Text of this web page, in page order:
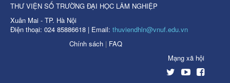
THƯ VIỆN SỐ TRƯỜNG ĐẠI HỌC LÂM NGHIỆP
Xuân Mai - TP. Hà Nội
Điện thoại: 024 85886618 | Email: thuviendhln@vnuf.edu.vn
Chính sách | FAQ
Mạng xã hội